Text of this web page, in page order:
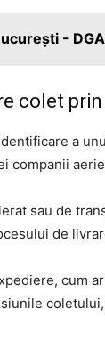
-
colet prin
a
companii
sau de
de
cum